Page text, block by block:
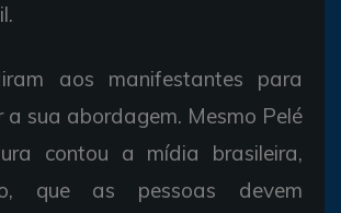
aos manifestantes para
a sua abordagem. Mesmo Pelé
contou a mídia brasileira,
que as pessoas devem